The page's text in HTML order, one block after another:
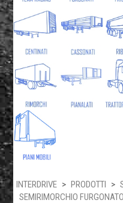
INTERDRIVE > PRODOTTI >
SEMIRIMORCHIO